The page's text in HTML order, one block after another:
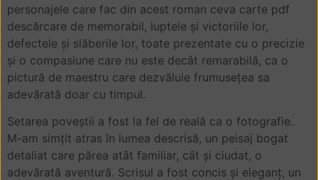
personajele care fac din acest roman ceva carte pdf
descărcare de memorabil, luptele și victoriile lor,
defectele și slăberile lor, toate prezentate cu o precizie
și o compasiune care nu este decât remarabilă, ca o
pictură de maestru care dezvăluie frumusețea sa
adevărată doar cu timpul.
Setarea poveștii a fost la fel de reală ca o fotografie.
M-am simțit atras în lumea descrisă, un peisaj bogat
detaliat care părea atât familiar, cât și ciudat, o
adevărată aventură. Scrisul a fost concis și eleganț, un